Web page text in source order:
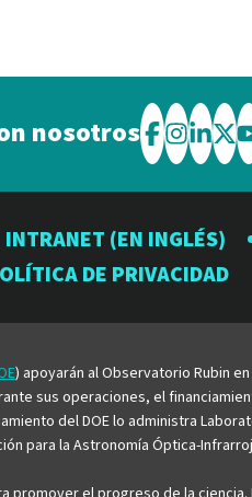
nosotros Visite
el
Rubin
Visite
el
Rubin
Visite
el
Rubin
el
INTRANET (EN INGLÉS)
DE PRIVACIDAD
) apoyarán al Observatorio Rubin
sus operaciones, el
del DOE lo administra
para la Astronomía Óptica-